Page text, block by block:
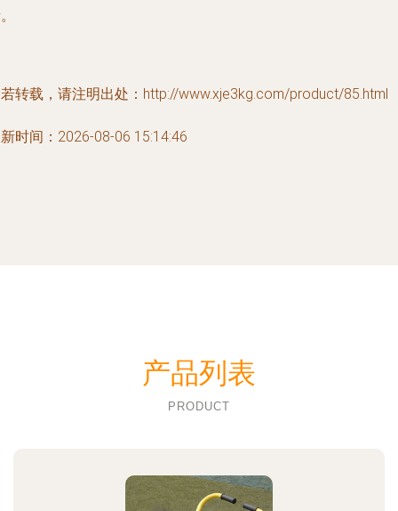
转载，请注明出处：http://www.xje3kg.com/product/85.html
时间：2026-08-06 15:14:46
产品列表
PRODUCT